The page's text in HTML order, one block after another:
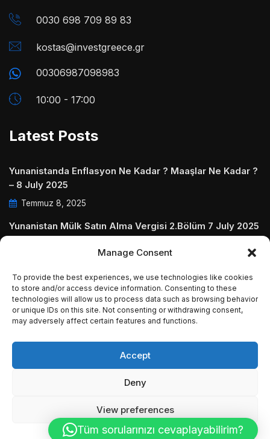
Manage Consent
To provide the best experiences, we use technologies like cookies
to store and/or access device information. Consenting to these
technologies will allow us to process data such as browsing behavior
or unique IDs on this site. Not consenting or withdrawing consent,
may adversely affect certain features and functions.
Accept
Deny
View preferences
0030 698 709 89 83
kostas@investgreece.gr
00306987098983
10:00 - 17:00
Latest Posts
Yunanistanda Enflasyon Ne Kadar ? Maaşlar Ne Kadar ?
– 8 July 2025
Temmuz 8, 2025
Yunanistan Mülk Satın Alma Vergisi 2.Bölüm 7 July 2025
July 2025
Temmuz 5, 2025
© Copyright 2009 - 2025 InvestGreece. All Rights
Tüm sorularınızı cevaplayabilirim?